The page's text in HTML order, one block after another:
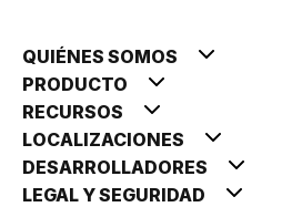
QUIÉNES SOMOS
PRODUCTO
RECURSOS
LOCALIZACIONES
DESARROLLADORES
LEGAL Y SEGURIDAD